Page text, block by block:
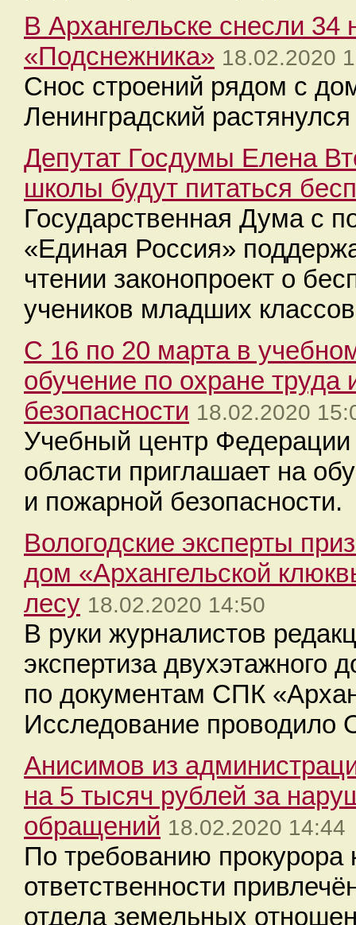
В Архангельске снесли 34
«Подснежника» 18.02.2020
Снос строений рядом с
Ленинградский
Депутат Госдумы Елена
школы будут питаться
Государственная Дума с
«Единая Россия»
чтении законопроект о
учеников младших
C 16 по 20 марта в
обучение по охране труда
безопасности 18.02.2020
Учебный центр
области приглашает на
и пожарной безопасности.
Вологодские эксперты
дом «Архангельской
лесу 18.02.2020 14:50
В руки журналистов
экспертиза двухэтажного
по документам СПК
Исследование
Анисимов из
на 5 тысяч рублей за
обращений 18.02.2020 14:44
По требованию прокурора
ответственности
отдела земельных